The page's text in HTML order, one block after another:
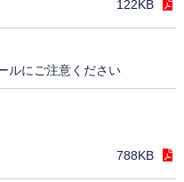
122KB
ルにご注意ください
788KB